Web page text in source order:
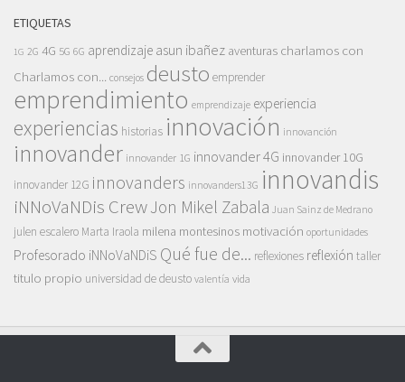
ETIQUETAS
1G 2G 4G 5G 6G aprendizaje asun ibañez aventuras charlamos con
Charlamos con... consejos deusto emprender
emprendimiento emprendizaje experiencia
experiencias historias innovación innovanción
innovander innovander 1G innovander 4G innovander 10G
innovander 12G innovanders innovanders13G innovandis
iNNoVaNDis CrewJon Mikel Zabala Juan Sainz de Medrano
julen escalero Marta Iraola milena montesinos motivación oportunidades
Profesorado iNNoVaNDiS Qué fue de... reflexiones reflexión taller
titulo propio universidad de deusto valentía vida